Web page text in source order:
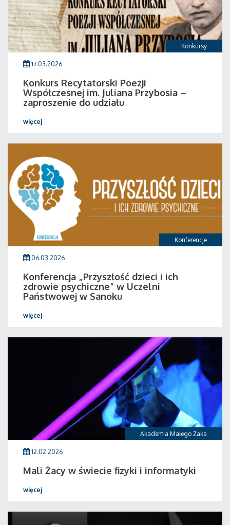
Konkursy
17.03.2026
Konkurs Recytatorski Poezji
Współczesnej im. Juliana Przybosia –
zaproszenie do udziału
więcej
Konferencje
06.03.2026
Konferencja „Przyszłość dzieci i ich
zdrowie psychiczne” w Uczelni
Państwowej w Sanoku
więcej
Akademia Małego Żaka
12.02.2026
Mali Żacy w świecie fizyki i informatyki
więcej